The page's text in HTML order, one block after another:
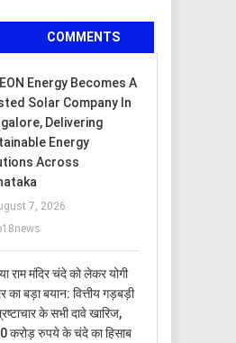
COMMENTS
Energy Becomes A
Solar Company In
Delivering
Energy
Across
7, 2026
राम मंदिर चंदे को लेकर योगी
का बड़ा बयान: वित्तीय गड़बड़ी
के सभी दावे खारिज,
करोड़ रुपये के चंदे का हिसाब